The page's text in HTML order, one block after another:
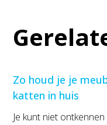
Zo houd je je
katten in huis
Je kunt niet